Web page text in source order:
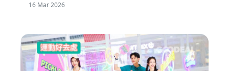
16 Mar 2026